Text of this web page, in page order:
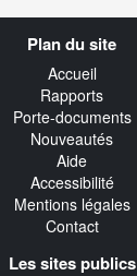
Plan du site
Accueil
Rapports
Porte-documents
Nouveautés
Aide
Accessibilité
Mentions légales
Contact
Les sites publics